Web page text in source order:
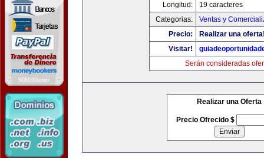
Longitud:
19 caracteres
Categorias:
Ventas y
Precio:
Realizar una
Visitar!
Serán consideradas
Realizar una Oferta
Precio Ofrecido $